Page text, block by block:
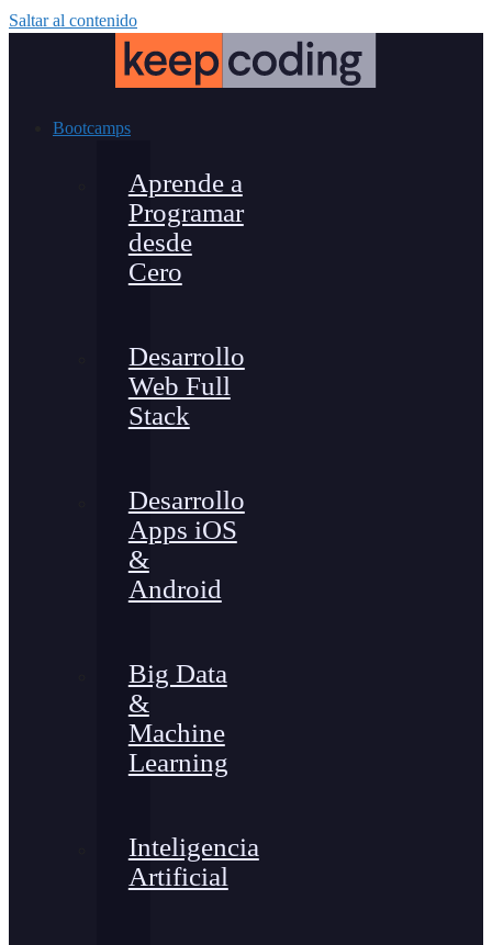
Saltar al contenido
Bootcamps
Aprende a
Programar
desde
Cero
Desarrollo
Web Full
Stack
Desarrollo
Apps iOS
&
Android
Big Data
&
Machine
Learning
Inteligencia
Artificial